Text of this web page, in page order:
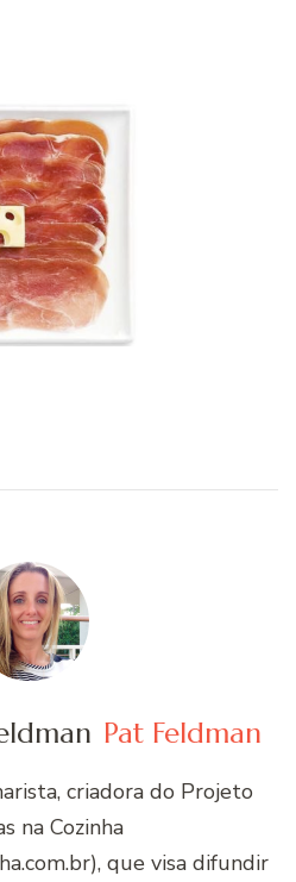
Pat Feldman
criadora do Projeto
na Cozinha
que visa difundir